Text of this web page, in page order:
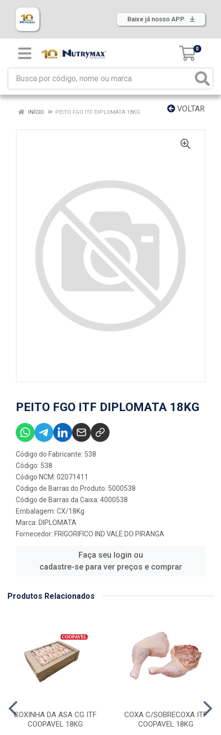
Baixe já nosso APP
0
VOLTAR
INÍCIO PEITO FGO ITF DIPLOMATA 18KG
PEITO FGO ITF DIPLOMATA 18KG
Código do Fabricante: 538
Código: 538
Código NCM: 02071411
Código de Barras do Produto: 5000538
Código de Barras da Caixa: 4000538
Embalagem: CX/18Kg
Marca: DIPLOMATA
Fornecedor: FRIGORIFICO IND VALE DO PIRANGA
Faça seu login ou
cadastre-se para ver preços e comprar
Produtos Relacionados
COXINHA DA ASA CG ITF
COOPAVEL 18KG
COXA C/SOBRECOXA ITF
COOPAVEL 18KG